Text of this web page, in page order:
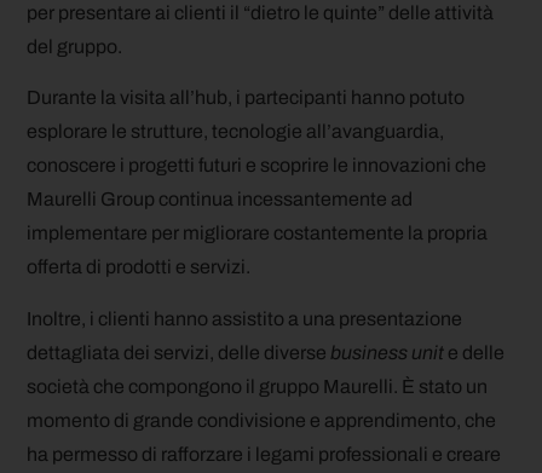
per presentare ai clienti il “dietro le quinte” delle attività
del gruppo.
Durante la visita all’hub, i partecipanti hanno potuto
esplorare le strutture, tecnologie all’avanguardia,
conoscere i progetti futuri e scoprire le innovazioni che
Maurelli Group continua incessantemente ad
implementare per migliorare costantemente la propria
offerta di prodotti e servizi.
Inoltre, i clienti hanno assistito a una presentazione
dettagliata dei servizi, delle diverse business unit e delle
società che compongono il gruppo Maurelli. È stato un
momento di grande condivisione e apprendimento, che
ha permesso di rafforzare i legami professionali e creare